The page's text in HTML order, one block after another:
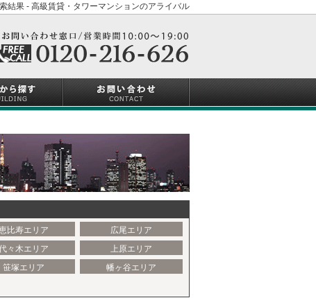
結果 - 高級賃貸・タワーマンションのアライバル
比寿エリア
広尾エリア
々木エリア
上原エリア
笹塚エリア
幡ヶ谷エリア